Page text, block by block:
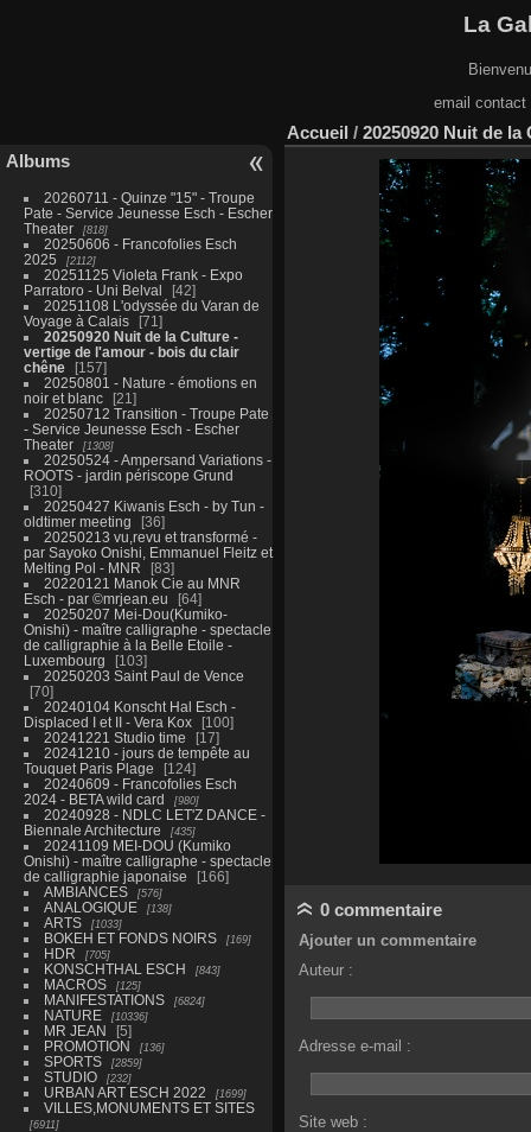
La
email
Albums
20260711 - Quinze "15" - Troupe
Pate - Service Jeunesse Esch - Escher
Theater
818
20250606 - Francofolies Esch
2025
2112
20251125 Violeta Frank - Expo
Parratoro - Uni Belval
42
20251108 L'odyssée du Varan de
Voyage à Calais
71
20250920 Nuit de la Culture -
vertige de l'amour - bois du clair
chêne
157
20250801 - Nature - émotions en
noir et blanc
21
20250712 Transition - Troupe Pate
- Service Jeunesse Esch - Escher
Theater
1308
20250524 - Ampersand Variations -
ROOTS - jardin périscope Grund
310
20250427 Kiwanis Esch - by Tun -
oldtimer meeting
36
20250213 vu,revu et transformé -
par Sayoko Onishi, Emmanuel Fleitz et
Melting Pol - MNR
83
20220121 Manok Cie au MNR
Esch - par ©mrjean.eu
64
20250207 Mei-Dou(Kumiko-
Onishi) - maître calligraphe - spectacle
de calligraphie à la Belle Etoile -
Luxembourg
103
20250203 Saint Paul de Vence
70
20240104 Konscht Hal Esch -
Displaced I et II - Vera Kox
100
20241221 Studio time
17
20241210 - jours de tempête au
Touquet Paris Plage
124
20240609 - Francofolies Esch
2024 - BETA wild card
980
20240928 - NDLC LET'Z DANCE -
Biennale Architecture
435
20241109 MEI-DOU (Kumiko
Onishi) - maître calligraphe - spectacle
de calligraphie japonaise
166
AMBIANCES
576
ANALOGIQUE 138
ARTS 1033
BOKEH ET FONDS NOIRS 169
HDR 705
KONSCHTHAL ESCH 843
MACROS 125
MANIFESTATIONS 6824
NATURE 10336
MR JEAN
5
PROMOTION
136
SPORTS 2859
STUDIO 232
URBAN ART ESCH 2022 1699
VILLES,MONUMENTS ET SITES
6911
Accueil / 20250920 Nuit de
0 commentaire
Ajouter un commentaire
Auteur :
Adresse e-mail :
Site web :